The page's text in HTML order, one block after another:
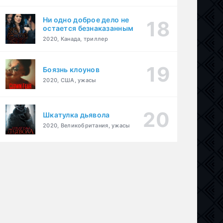
,спорт
Ни одно доброе дело не
остается безнаказанным
2020, Канада, триллер
Боязнь клоунов
2020, США, ужасы
Шкатулка дьявола
2020, Великобритания, ужасы